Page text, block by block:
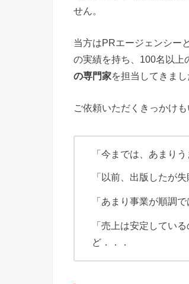
せん。
当方はPRエージェンシー
の実績を持ち、100名以上
の専門家を担当してきまし
ご依頼いただくきっかけも
「今までは、あまり
「以前、出版したが
「あまり事業が順調
「売上は安定してい
ど．．．